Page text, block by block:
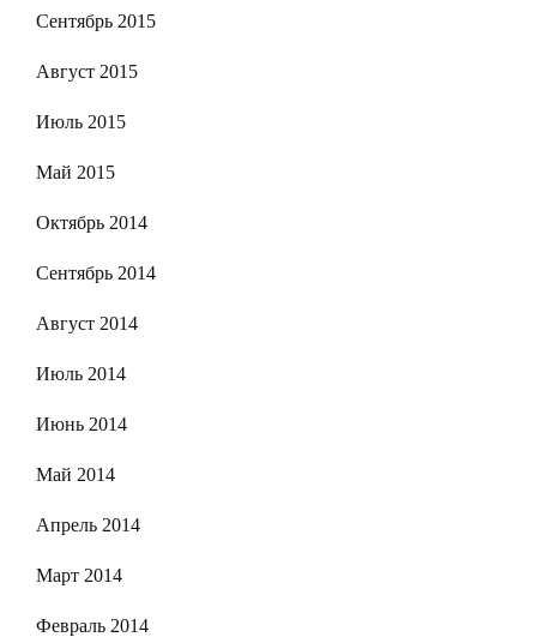
Сентябрь 2015
Август 2015
Июль 2015
Май 2015
Октябрь 2014
Сентябрь 2014
Август 2014
Июль 2014
Июнь 2014
Май 2014
Апрель 2014
Март 2014
Февраль 2014